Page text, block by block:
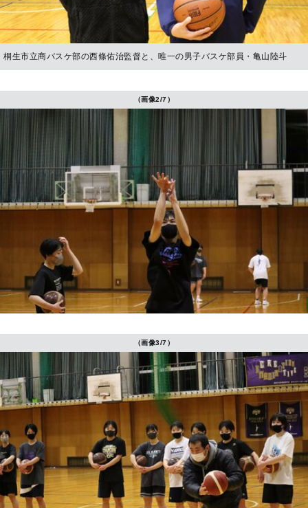
桐生市立商バスケ部の西條佑治監督と、唯一の男子バスケ部員・亀山陸斗
（画像2/7）
（画像3/7）